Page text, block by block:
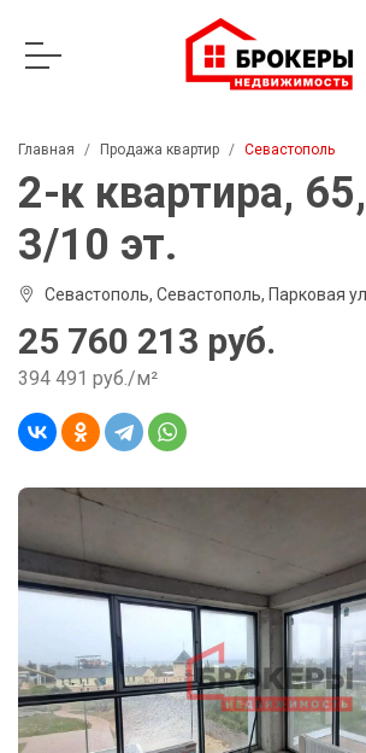
Главная Продажа квартир Севастополь
2-к квартира,
3/10 эт.
Севастополь, Севастополь, Парковая
25 760 213 руб.
394 491 руб./м²